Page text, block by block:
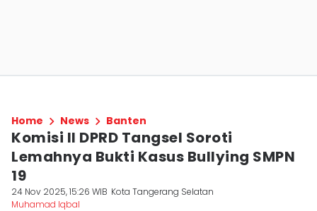
Home News Banten
Komisi II DPRD Tangsel Soroti
Lemahnya Bukti Kasus Bullying SMPN
19
24 Nov 2025, 15:26 WIB Kota Tangerang Selatan
Muhamad Iqbal